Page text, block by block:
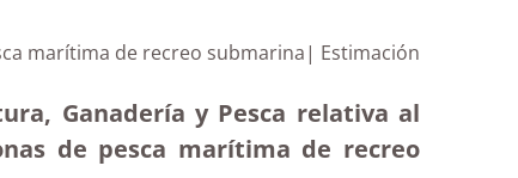
marítima de recreo submarina| Estimación
Ganadería y Pesca relativa al
de pesca marítima de recreo